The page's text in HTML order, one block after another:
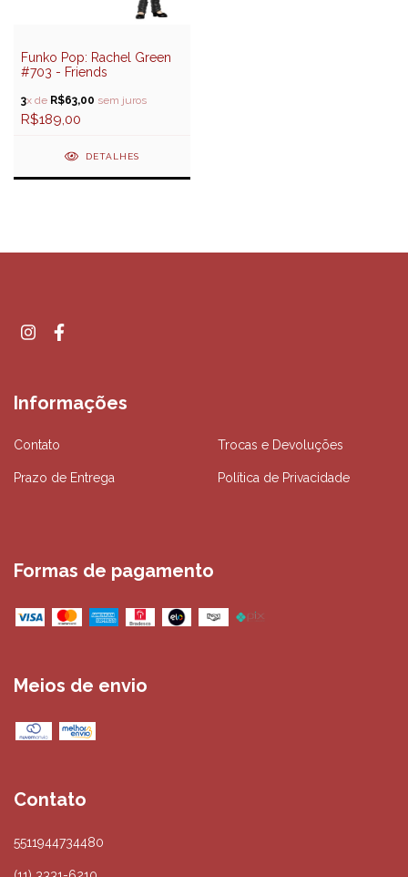
Funko Pop: Rachel Green
#703 - Friends
3x de R$63,00 sem juros
R$189,00
DETALHES
Informações
Contato Trocas e Devoluções
Prazo de Entrega Política de Privacidade
Formas de pagamento
Meios de envio
Contato
5511944734480